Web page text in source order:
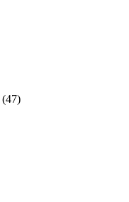
(47)